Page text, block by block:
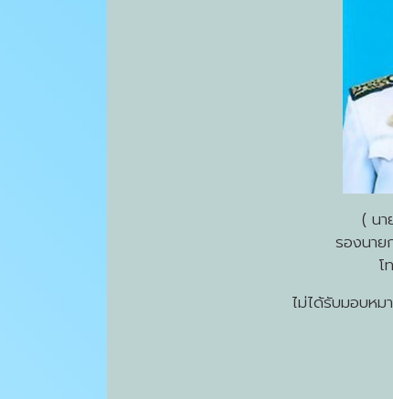
( น
รองนาย
โ
ไม่ได้รับมอบหม